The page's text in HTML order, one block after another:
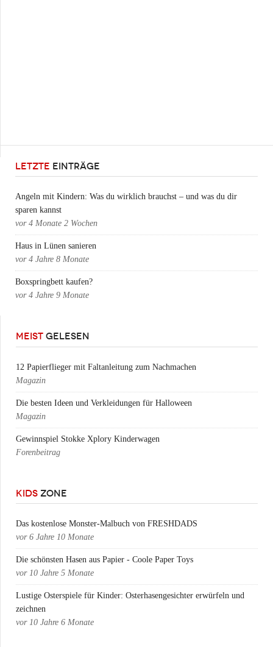
LETZTE EINTRÄGE
Angeln mit Kindern: Was du wirklich brauchst – und was du dir
sparen kannst
vor 4 Monate 2 Wochen
Haus in Lünen sanieren
vor 4 Jahre 8 Monate
Boxspringbett kaufen?
vor 4 Jahre 9 Monate
MEIST GELESEN
12 Papierflieger mit Faltanleitung zum Nachmachen
Magazin
Die besten Ideen und Verkleidungen für Halloween
Magazin
Gewinnspiel Stokke Xplory Kinderwagen
Forenbeitrag
KIDS ZONE
Das kostenlose Monster-Malbuch von FRESHDADS
vor 6 Jahre 10 Monate
Die schönsten Hasen aus Papier - Coole Paper Toys
vor 10 Jahre 5 Monate
Lustige Osterspiele für Kinder: Osterhasengesichter erwürfeln und
zeichnen
vor 10 Jahre 6 Monate